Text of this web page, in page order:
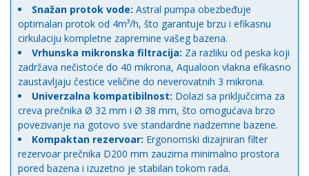
Snažan protok vode: Astral pumpa obezbeđuje
optimalan protok od 4m³/h, što garantuje brzu i efikasnu
cirkulaciju kompletne zapremine vašeg bazena.
Vrhunska mikronska filtracija: Za razliku od peska koji
zadržava nečistoće do 40 mikrona, Aqualoon vlakna efikasno
zaustavljaju čestice veličine do neverovatnih 3 mikrona.
Univerzalna kompatibilnost: Dolazi sa priključcima za
creva prečnika Ø 32 mm i Ø 38 mm, što omogućava brzo
povezivanje na gotovo sve standardne nadzemne bazene.
Kompaktan rezervoar: Ergonomski dizajniran filter
rezervoar prečnika D200 mm zauzima minimalno prostora
pored bazena i izuzetno je stabilan tokom rada.